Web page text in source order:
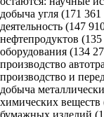
добыча угля (171
деятельность (147
нефтепродуктов
оборудования (134
производство
производство и
добыча
химических веществ
бумажных изделий